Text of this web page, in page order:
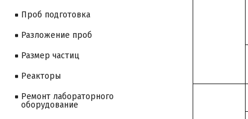
Проб подготовка
Разложение проб
Размер частиц
Реакторы
Ремонт лабораторного
оборудование